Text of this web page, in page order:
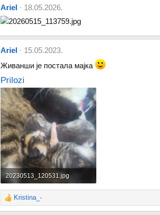
Ariel 18.05.2026.
Ariel
15.05.2023.
Живанши је постала мајка
Prilozi
20230513_120531.jpg
109 KB · pregledi: 431
R
e
Kristina_-